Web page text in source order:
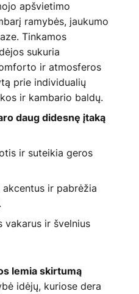
apšvietimo
ramybės, jaukumo
Tinkamos
sukuria
ir atmosferos
prie individualių
ir kambario baldų.
daug didesnę įtaką
ir suteikia geros
ir pabrėžia
vakarus ir švelnius
lemia skirtumą
idėjų, kuriose dera